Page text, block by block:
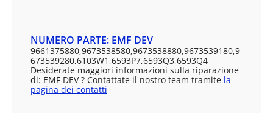
NUMERO PARTE: EMF DEV
9661375880,9673538580,9673538880,9673539180,9
673539280,6103W1,6593P7,6593Q3,6593Q4
Desiderate maggiori informazioni sulla riparazione
di: EMF DEV ? Contattate il nostro team tramite la
pagina dei contatti